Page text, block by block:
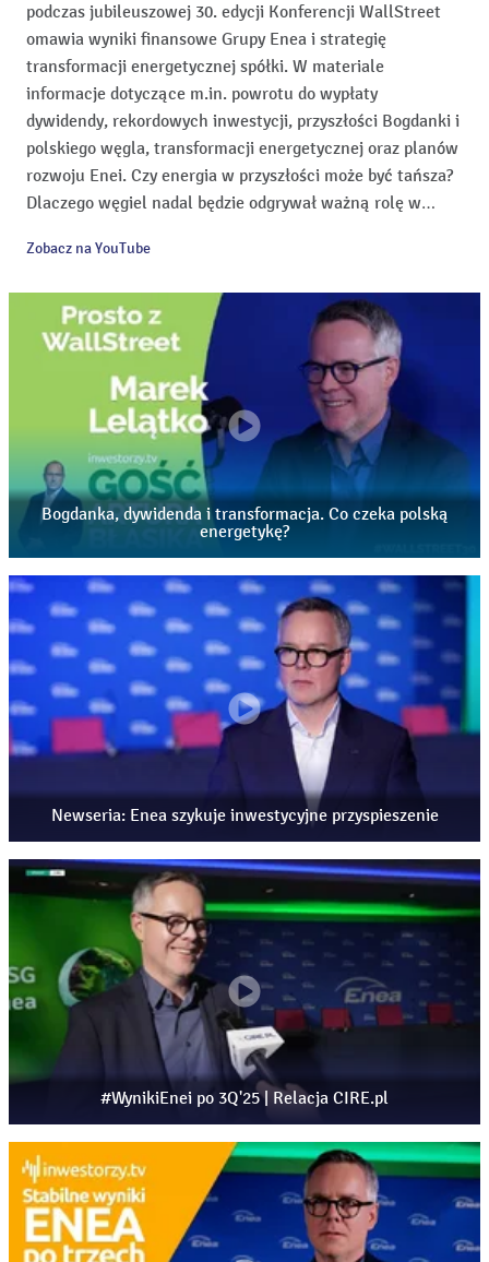
podczas jubileuszowej 30. edycji Konferencji WallStreet
omawia wyniki finansowe Grupy Enea i strategię
transformacji energetycznej spółki. W materiale
informacje dotyczące m.in. powrotu do wypłaty
dywidendy, rekordowych inwestycji, przyszłości Bogdanki i
polskiego węgla, transformacji energetycznej oraz planów
rozwoju Enei. Czy energia w przyszłości może być tańsza?
Dlaczego węgiel nadal będzie odgrywał ważną rolę w
zainwestować aż 9 miliardów złotych? Sprawdź, co na
przekazania Marek Lelątko. Ten odcinek porusza
następujące kwestie: 00:00 – wstęp i zapowiedź rozmowy,
podsumowanie 2025 roku w Grupie Enea – wyniki
finansowe, EBITDA oraz najważniejsze sukcesy, 03:07 –
wyniki za I kwartał 2026 roku: wpływ zimy, cen energii i
poszczególnych segmentów działalności na rezultaty
spółki, 05:24 – czy transformacja energetyczna to dziś
największe wyzwanie dla sektora, jak zmienił się rynek po
kryzysie energetycznym, dlaczego Polska potrzebuje
magazynów energii; rola prosumentów, fotowoltaiki oraz
nowych modeli zużycia energii, 09:28 – rekordowe
inwestycje Enei – 9 mld zł na rozwój sieci, bloków
gazowych i transformację energetyczną, cyfryzacja
energetyki, automatyzacja, sztuczna inteligencja oraz
przyszłość zarządzania siecią energetyczną, 13:22 – czy
rynek właściwie wycenia Eneę, potencjał spółki i
spojrzenie na przyszłość, 14:08 – powrót dywidendy, czy
akcjonariusze mogą liczyć na regularne wypłaty w
kolejnych latach, 17:29 – przyszłość Bogdanki, wyniki
kopalni, konkurencyjność i miejsce w strategii Grupy
Enea, 21:29 – czy Polska nadal powinna opierać się na
węglu, dyskusja o bezpieczeństwie energetycznym,
transformacji i doświadczeniach innych państw, 24:31 –
jak inwestorzy patrzą na transformację energetyczną, czy
rynek docenia skalę zachodzących zmian, 26:17 –
perspektywy Enei na 2026 rok, największe wyzwania,
dotacje unijne oraz oczekiwania wobec wyników
finansowych, 27:41 – zakończenie rozmowy.
Zobacz na YouTube
Bogdanka, dywidenda i transformacja. Co czeka polską
energetykę?
Newseria: Enea szykuje inwestycyjne przyspieszenie
#WynikiEnei po 3Q'25 | Relacja CIRE.pl